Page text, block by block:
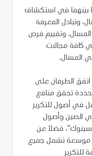
بينهما في استكشاف
وتبادل المعرفة
وتقييم فرص
كافة مجالات
المسال.
اتفق الطرفان على
تحقق منافع
في أصول للتكرير
الصين وأصول
"سينوك"، فضلاً عن
موسعة تشمل جميع
للتكرير